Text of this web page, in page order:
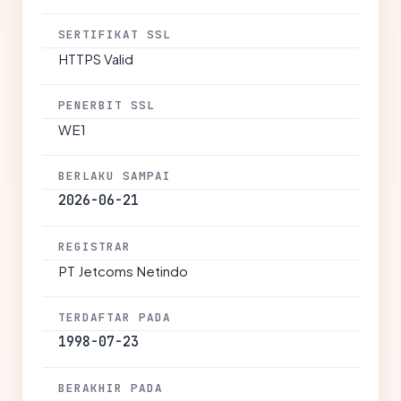
SERTIFIKAT SSL
HTTPS Valid
PENERBIT SSL
WE1
BERLAKU SAMPAI
2026-06-21
REGISTRAR
PT Jetcoms Netindo
TERDAFTAR PADA
1998-07-23
BERAKHIR PADA